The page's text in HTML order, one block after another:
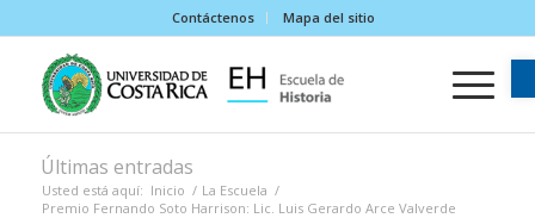
Contáctenos Mapa del sitio
Últimas entradas
Usted está aquí: Inicio / La Escuela /
Premio Fernando Soto Harrison: Lic. Luis Gerardo Arce Valverde